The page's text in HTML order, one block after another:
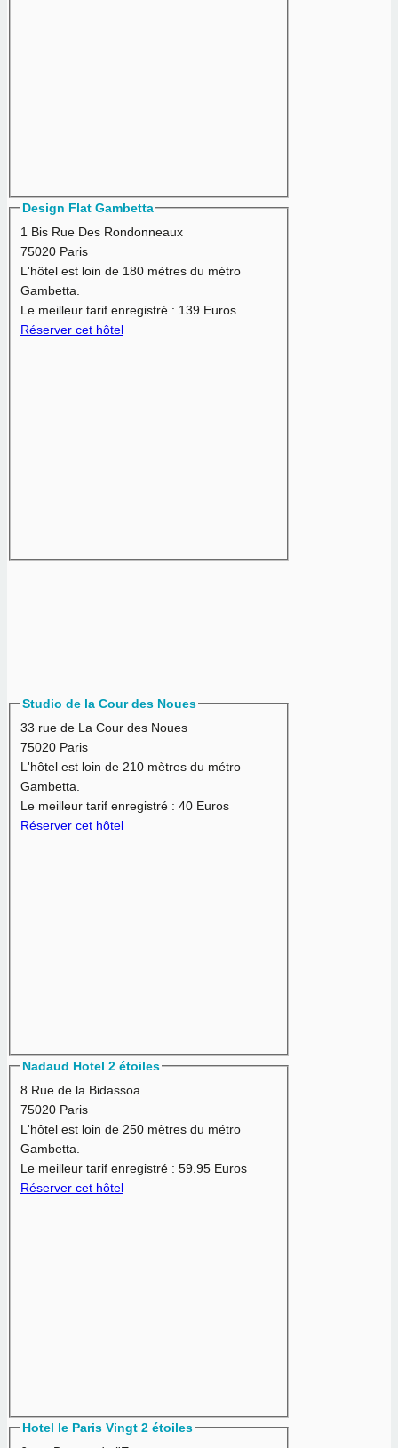
Design Flat Gambetta
1 Bis Rue Des Rondonneaux
75020 Paris
L'hôtel est loin de 180 mètres du métro
Gambetta.
Le meilleur tarif enregistré : 139 Euros
Réserver cet hôtel
Studio de la Cour des Noues
33 rue de La Cour des Noues
75020 Paris
L'hôtel est loin de 210 mètres du métro
Gambetta.
Le meilleur tarif enregistré : 40 Euros
Réserver cet hôtel
Nadaud Hotel 2 étoiles
8 Rue de la Bidassoa
75020 Paris
L'hôtel est loin de 250 mètres du métro
Gambetta.
Le meilleur tarif enregistré : 59.95 Euros
Réserver cet hôtel
Hotel le Paris Vingt 2 étoiles